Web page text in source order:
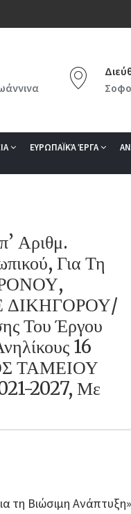
ΕΥΡΩΠΑΪΚΆ ΈΡΓΑ
Αριθμ.
Για Τη
ΔΙΚΗΓΟΡΟΥ/
Του Έργου
16
ΤΑΜΕΙΟΥ
2027, Με
τη Βιώσιμη Ανάπτυξη»